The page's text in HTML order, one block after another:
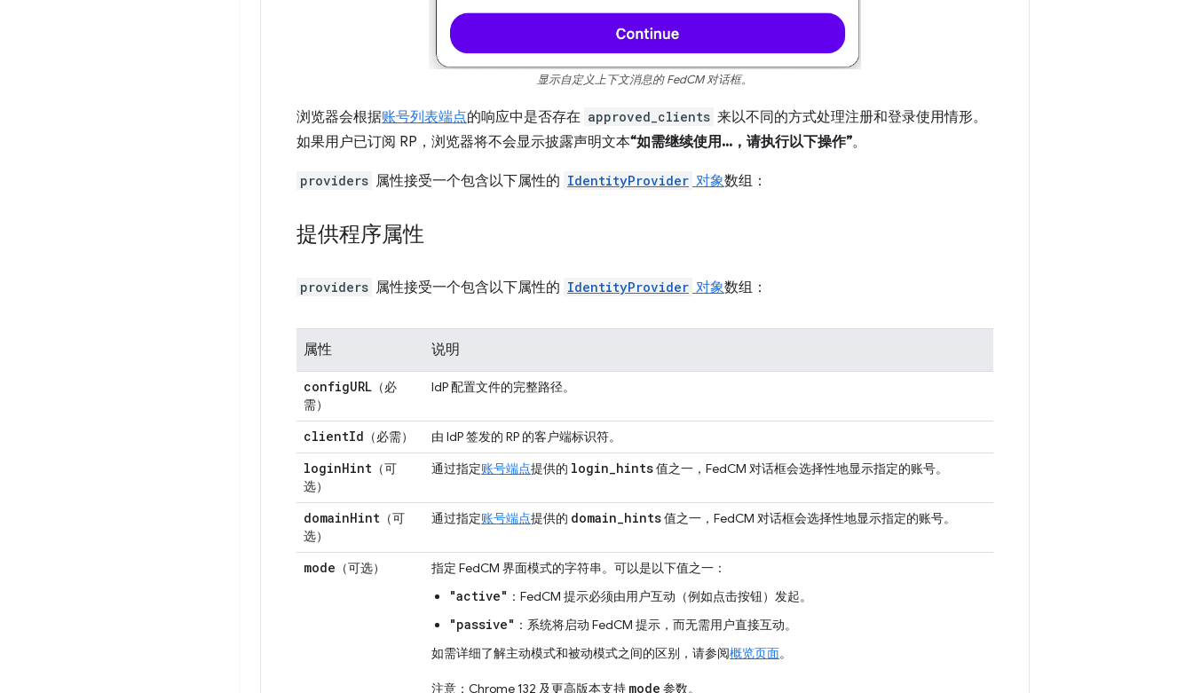
显示自定义上下文消息的 FedCM 对话框。
浏览器会根据账号列表端点的响应中是否存在 approved_clients 来以不同的方式处理注册和登录使用情形。
如果用户已订阅 RP，浏览器将不会显示披露声明文本“如需继续使用...，请执行以下操作”。
providers 属性接受一个包含以下属性的 IdentityProvider 对象数组：
提供程序属性
providers 属性接受一个包含以下属性的 IdentityProvider 对象数组：
属性 说明
configURL （必
需）
IdP 配置文件的完整路径。
clientId （必需） 由 IdP 签发的 RP 的客户端标识符。
loginHint （可
选）
通过指定账号端点提供的 login_hints值之一，FedCM 对话框会选择性地显示指定的账号。
domainHint （可
选）
通过指定账号端点提供的 domain_hints值之一，FedCM 对话框会选择性地显示指定的账号。
mode （可选） 指定 FedCM 界面模式的字符串。可以是以下值之一：
"active" ：FedCM 提示必须由用户互动（例如点击按钮）发起。
"passive" ：系统将启动 FedCM 提示，而无需用户直接互动。
如需详细了解主动模式和被动模式之间的区别，请参阅概览页面。
注意：Chrome 132 及更高版本支持 mode 参数。